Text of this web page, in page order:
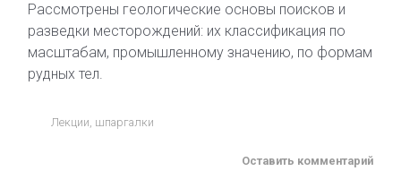
Рассмотрены геологические основы поисков и
разведки месторождений: их классификация по
масштабам, промышленному значению, по формам
рудных тел.
Лекции, шпаргалки
Оставить комментарий